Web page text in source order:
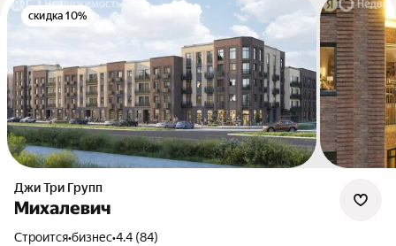
скидка 10%
Джи Три Групп
Михалевич
Строится•бизнес•4.4 (84)